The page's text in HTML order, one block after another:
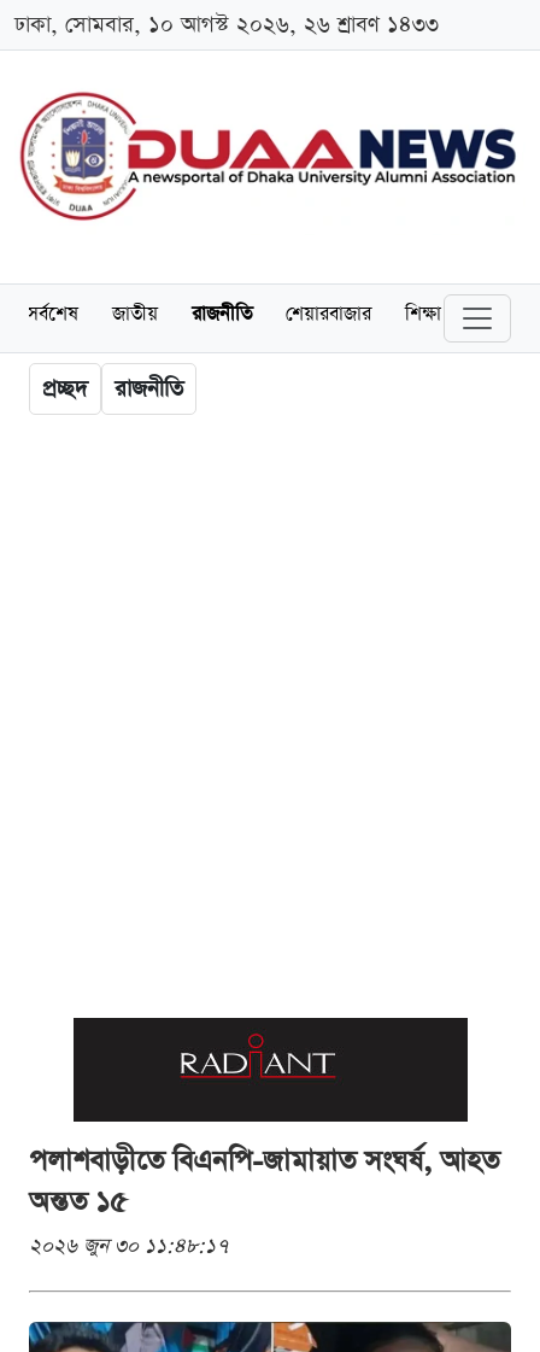
ঢাকা, সোমবার, ১০ আগস্ট ২০২৬, ২৬ শ্রাবণ ১৪৩৩
সর্বশেষ জাতীয় রাজনীতি শেয়ারবাজার শিক্ষা
প্রচ্ছদ রাজনীতি
পলাশবাড়ীতে বিএনপি-জামায়াত সংঘর্ষ, আহত
অন্তত ১৫
২০২৬ জুন ৩০ ১১:৪৮:১৭